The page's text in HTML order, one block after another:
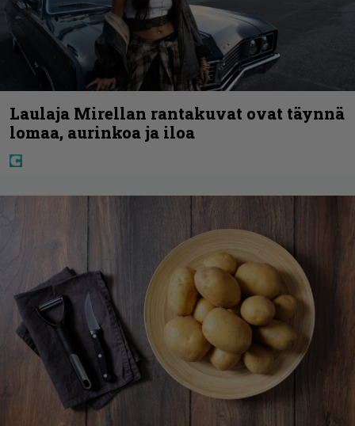
Laulaja Mirellan rantakuvat ovat täynnä
lomaa, aurinkoa ja iloa